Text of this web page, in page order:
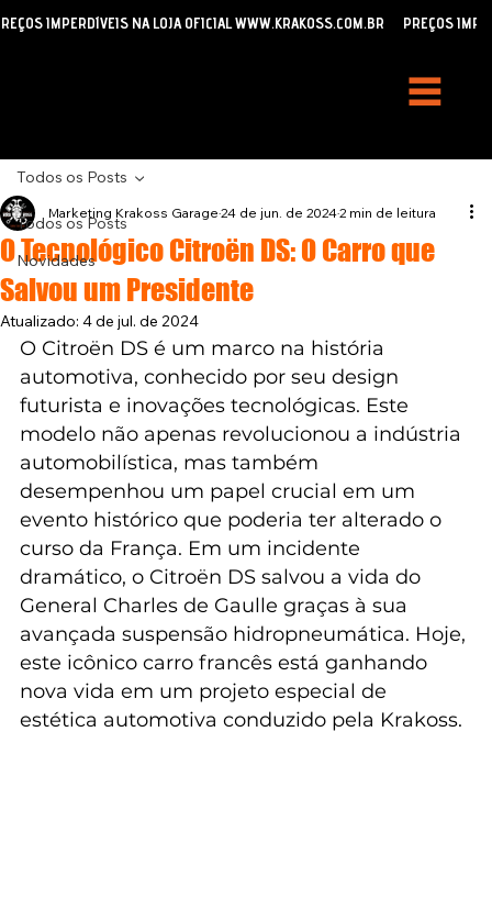
IMPERDÍVEIS NA LOJA OFICIAL WWW.KRAKOSS.COM.BR
Todos os Posts
Novidades
Todos os Posts
O Tecnológico Citroën DS: O Carro que
Salvou um Presidente
Marketing Krakoss Garage 24 de jun. de 20242 min de leitura
Atualizado: 4 de jul. de 2024
O Citroën DS é um marco na história
automotiva, conhecido por seu design
futurista e inovações tecnológicas. Este
modelo não apenas revolucionou a indústria
automobilística, mas também
desempenhou um papel crucial em um
evento histórico que poderia ter alterado o
curso da França. Em um incidente
dramático, o Citroën DS salvou a vida do
General Charles de Gaulle graças à sua
avançada suspensão hidropneumática. Hoje,
este icônico carro francês está ganhando
nova vida em um projeto especial de
estética automotiva conduzido pela Krakoss.